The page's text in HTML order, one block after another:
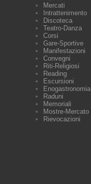
Mercati
Intrattenimento
Discoteca
Teatro-Danza
Corsi
Gare-Sportive
Manifestazioni
Convegni
Riti-Religiosi
Reading
Escursioni
Enogastronomia
Raduni
Memoriali
Mostre-Mercato
Rievocazioni